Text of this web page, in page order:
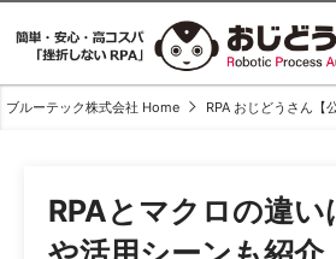
ブルーテック株式会社 Home RPA おじどうさん【
RPAとマクロの違い